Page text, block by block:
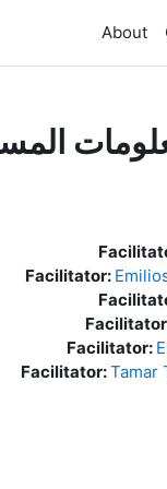
About
Facilitator:
Facilitator:
Facilitator:Tamar